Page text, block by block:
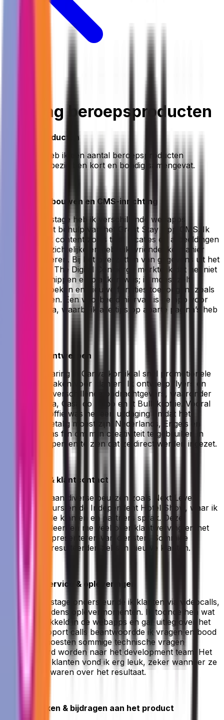
Verslag beroepsproducten
Beroepsproducten
Hieronder heb ik een aantal beroepsproducten
waarmee ik bezig ben kort en bondig samengevat.
1. Webapps bouwen en CMS-inrichting
Tijdens mijn stage heb ik verschillende webapps
gebouwd met behulp van het Great Stay App CMS. Ik
leerde hoe ik content zoals tips, locaties en afbeeldingen
op een overzichtelijke en gebruiksvriendelijke manier
kon presenteren. Bij het overzetten van gegevens uit het
systeem van The Digital Concierge merkte ik dat het niet
simpelweg knippen en plakken was; ik moest zelf
locaties opzoeken en nieuwe functies toevoegen, zoals
extra knoppen. Een voorbeeld hiervan is de app voor
Tannes Stuga, waarbij ik alle tips op aparte pagina’s heb
2. Promo’s ontwerpen
Met mijn ervaring in Canva kon ik al snel promotionele
materialen maken voor klanten. Ik ontwierp flyers en
visuals voor verschillende opdrachtgevers, waaronder
Tannes Stuga, Casa do Bispo en 't Bullekroffie. Vooral
bij 't Bullekroffie was het een uitdaging omdat het
materiaal drietalig moest zijn: Nederlands, Engels en
Duits. Het was fijn om mijn creativiteit te gebruiken in
deze ontwerpen en te zien dat ze direct werden ingezet.
3. Beurzen & klantcontact
Ik nam deel aan diverse beurzen zoals Next Level
Recreatie Beurs en de Independent Hotel Show, waar ik
met potentiële klanten en partners sprak. Deze
gesprekken leerden me veel over klantwerving en het
overtuigend presenteren van diensten. Sommige
gesprekken resulteerden zelfs in nieuwe klanten.
4. Klantenservice & opleveringen
Tijdens mijn stage ondersteunde ik klanten via videocalls,
e-mails en tijdens oplevermomenten. Ik toonde hen wat
ik had ontwikkeld in de webapps en gaf uitleg over het
CMS. Bij support calls beantwoordde ik vragen en bood
ik hulp, al moesten sommige technische vragen
doorgestuurd worden naar het development team. Het
contact met klanten vond ik erg leuk, zeker wanneer ze
enthousiast waren over het resultaat.
5. Meedenken & bijdragen aan het product